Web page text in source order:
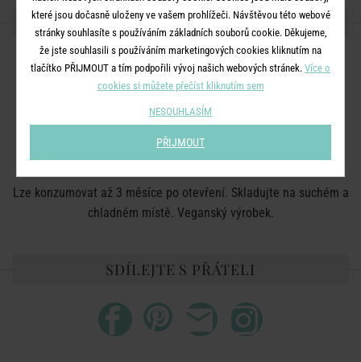
DETAILY PRODUKTU
Složení:
voda, plnivo: polydextróza, přírodní aroma lískových
oříšků, zahušťovadlo: celulózová guma, okyselující látka:
konzervanty: sorban draselný, benzoan sodný.
Alergeny:lískové oříšky
Lze konzumovat až 3 měsíce po otevření. Skladujte na suchém a
chladném místě. Veganský výrobek.
SDÍLEJTE S PŘÁTELI
které jsou dočasně uloženy ve vašem prohlížeči. Návštěvou této webové
stránky souhlasíte s používáním základních souborů cookie. Děkujeme,
že jste souhlasili s používáním marketingových cookies kliknutím na
tlačítko PŘIJMOUT a tím podpořili vývoj našich webových stránek. Více o
cookies si můžete přečíst kliknutím sem
NESOUHLASÍM
PŘIJMOUT